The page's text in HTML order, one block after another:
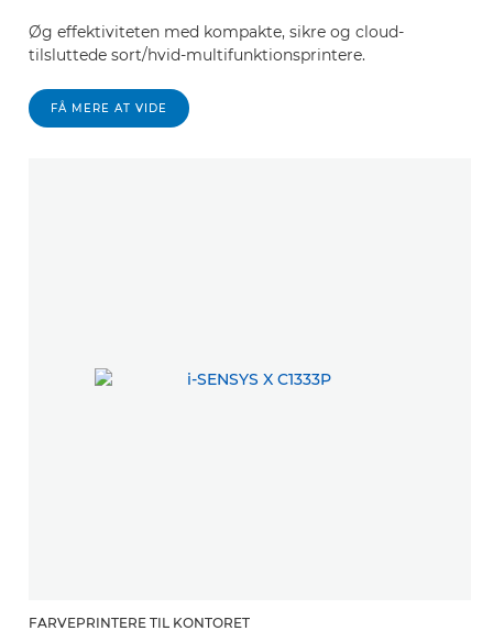
Øg effektiviteten med kompakte, sikre og cloud-
tilsluttede sort/hvid-multifunktionsprintere.
FÅ MERE AT VIDE
FARVEPRINTERE TIL KONTORET